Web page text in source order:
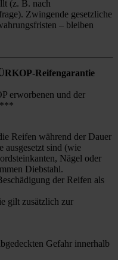
(z. B. nach
Zwingende gesetzliche
– bleiben
Reifengarantie
erworbenen und der
Reifen während der Dauer
sind (wie
Nägel oder
Diebstahl.
der Reifen als
gilt zusätzlich zur
Gefahr innerhalb